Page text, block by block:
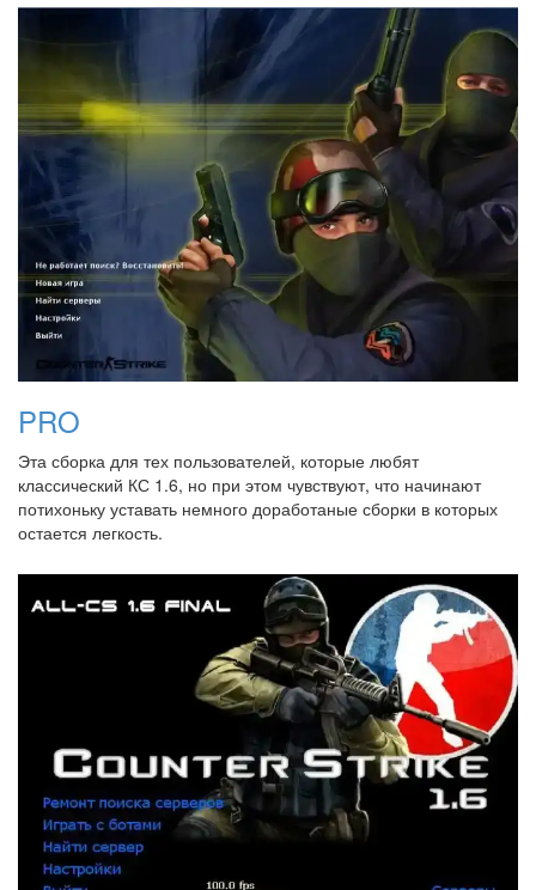
PRO
Эта сборка для тех пользователей, которые любят
классический КС 1.6, но при этом чувствуют, что начинают
потихоньку уставать немного доработаные сборки в которых
остается легкость.